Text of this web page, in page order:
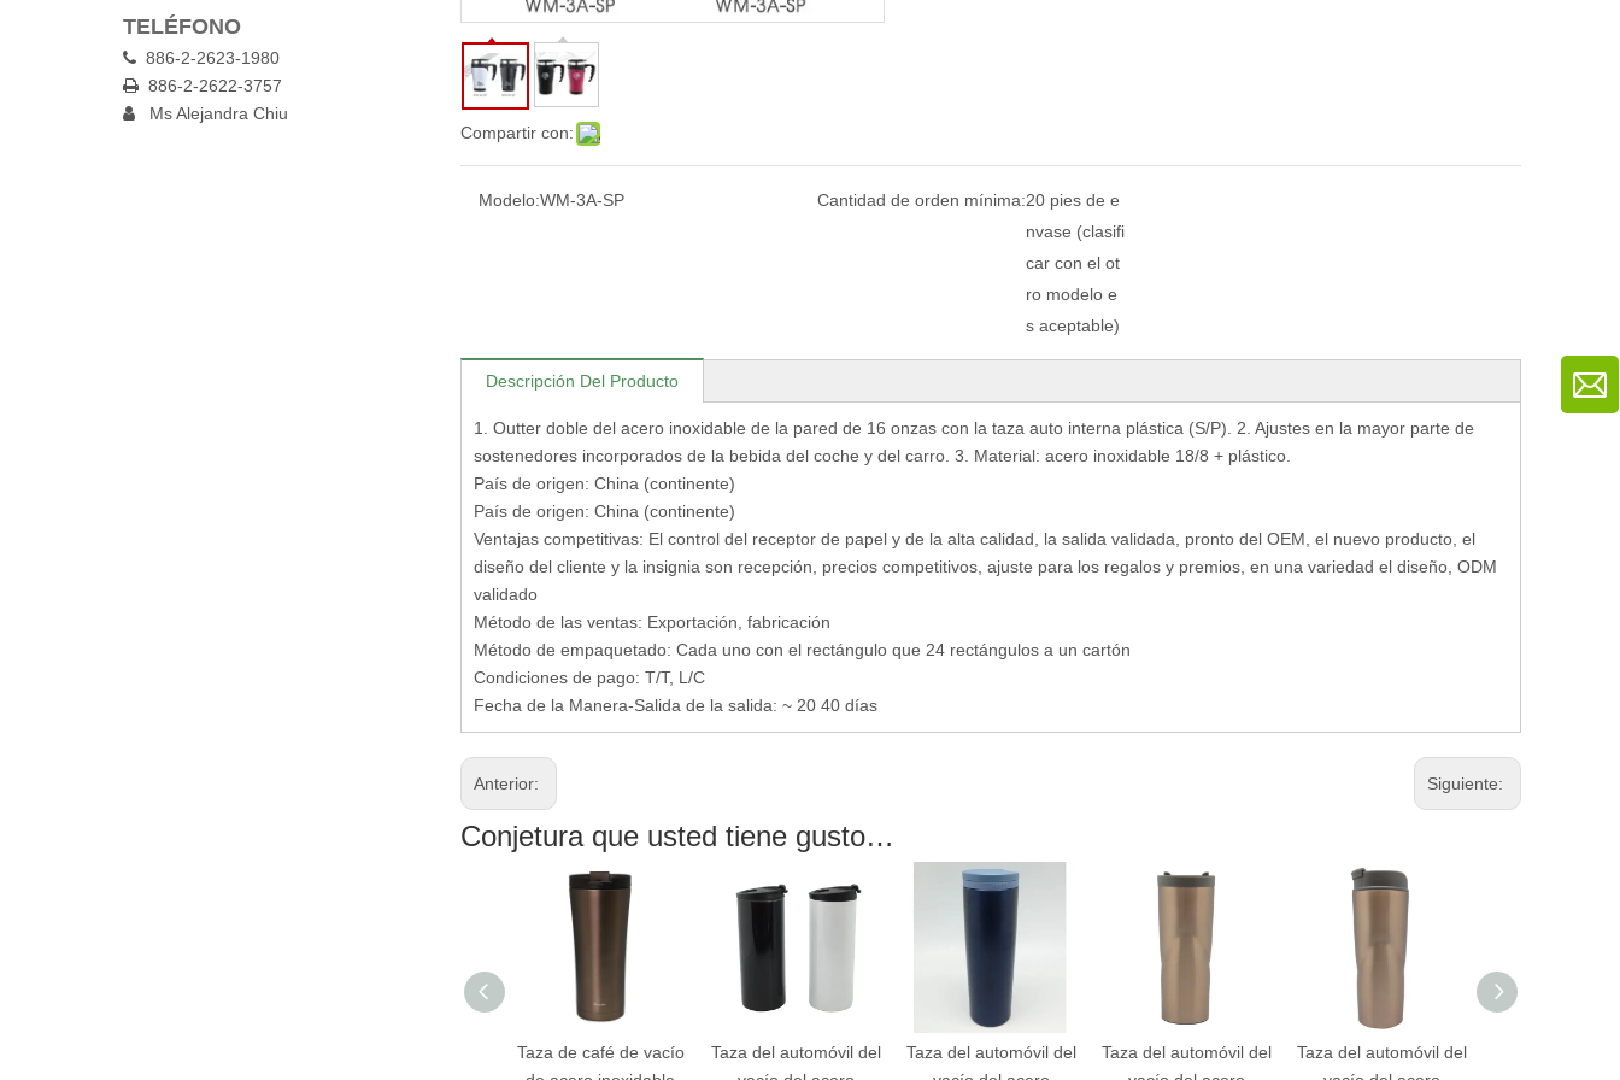
TELÉFONO
 886-2-2623-1980
 886-2-2622-3757
 Ms Alejandra Chiu
Compartir con:
Modelo:WM-3A-SP Cantidad de orden mínima:20 pies de e
nvase (clasifi
car con el ot
ro modelo e
s aceptable)
Descripción Del Producto
1. Outter doble del acero inoxidable de la pared de 16 onzas con la taza auto interna plástica (S/P). 2. Ajustes en la mayor parte de
sostenedores incorporados de la bebida del coche y del carro. 3. Material: acero inoxidable 18/8 + plástico.
País de origen: China (continente)
País de origen: China (continente)
Ventajas competitivas: El control del receptor de papel y de la alta calidad, la salida validada, pronto del OEM, el nuevo producto, el
diseño del cliente y la insignia son recepción, precios competitivos, ajuste para los regalos y premios, en una variedad el diseño, ODM
validado
Método de las ventas: Exportación, fabricación
Método de empaquetado: Cada uno con el rectángulo que 24 rectángulos a un cartón
Condiciones de pago: T/T, L/C
Fecha de la Manera-Salida de la salida: ~ 20 40 días
Anterior: Siguiente:
Conjetura que usted tiene gusto…
Taza de café de vacío
Taza del automóvil del
Taza del automóvil del
Taza del automóvil del
Taza del automóvil del